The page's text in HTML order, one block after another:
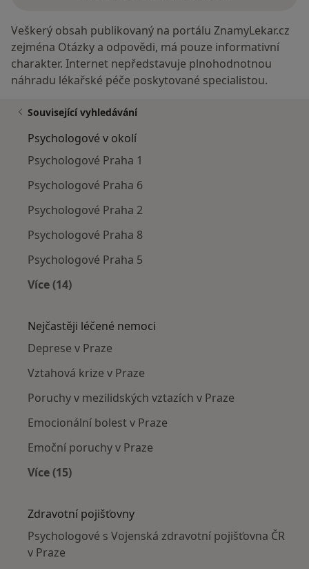
Veškerý obsah publikovaný na portálu ZnamyLekar.cz
zejména Otázky a odpovědi, má pouze informativní
charakter. Internet nepředstavuje plnohodnotnou
náhradu lékařské péče poskytované specialistou.
Související vyhledávání
Psychologové v okolí
Psychologové Praha 1
Psychologové Praha 6
Psychologové Praha 2
Psychologové Praha 8
Psychologové Praha 5
Více (14)
Nejčastěji léčené nemoci
Deprese v Praze
Vztahová krize v Praze
Poruchy v mezilidských vztazích v Praze
Emocionální bolest v Praze
Emoční poruchy v Praze
Více (15)
Zdravotní pojišťovny
Psychologové s Vojenská zdravotní pojišťovna ČR
v Praze